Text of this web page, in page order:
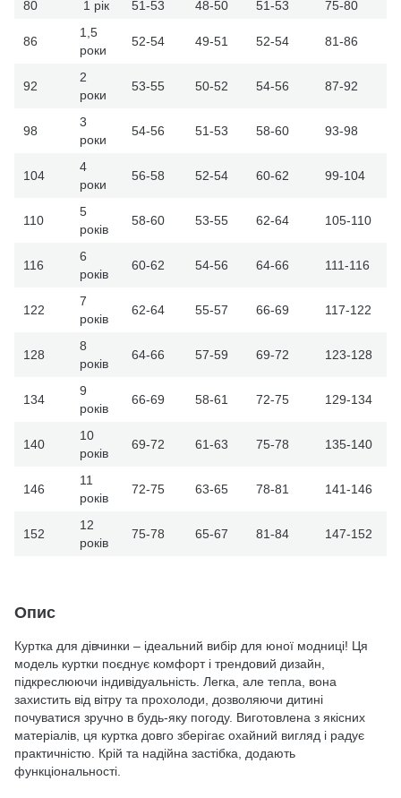
80 1 рік 51-53 48-50 51-53 75-80
86
1,5
роки
52-54 49-51 52-54 81-86
92
2
роки
53-55 50-52 54-56 87-92
98
3
роки
54-56 51-53 58-60 93-98
104
4
роки
56-58 52-54 60-62 99-104
110
5
років
58-60 53-55 62-64 105-110
116
6
років
60-62 54-56 64-66 111-116
122
7
років
62-64 55-57 66-69 117-122
128
8
років
64-66 57-59 69-72 123-128
134
9
років
66-69 58-61 72-75 129-134
140
10
років
69-72 61-63 75-78 135-140
146
11
років
72-75 63-65 78-81 141-146
152
12
років
75-78 65-67 81-84 147-152
Опис
Куртка для дівчинки – ідеальний вибір для юної модниці! Ця
модель куртки поєднує комфорт і трендовий дизайн,
підкреслюючи індивідуальність. Легка, але тепла, вона
захистить від вітру та прохолоди, дозволяючи дитині
почуватися зручно в будь-яку погоду. Виготовлена з якісних
матеріалів, ця куртка довго зберігає охайний вигляд і радує
практичністю. Крій та надійна застібка, додають
функціональності.